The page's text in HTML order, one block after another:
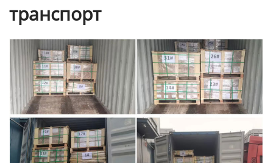
транспорт